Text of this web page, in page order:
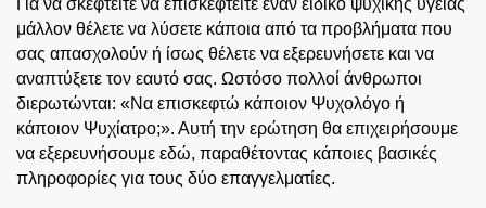
Για να σκεφτείτε να επισκεφτείτε έναν ειδικό ψυχικής υγείας
μάλλον θέλετε να λύσετε κάποια από τα προβλήματα που
σας απασχολούν ή ίσως θέλετε να εξερευνήσετε και να
αναπτύξετε τον εαυτό σας. Ωστόσο πολλοί άνθρωποι
διερωτώνται: «Να επισκεφτώ κάποιον Ψυχολόγο ή
κάποιον Ψυχίατρο;». Αυτή την ερώτηση θα επιχειρήσουμε
να εξερευνήσουμε εδώ, παραθέτοντας κάποιες βασικές
πληροφορίες για τους δύο επαγγελματίες.